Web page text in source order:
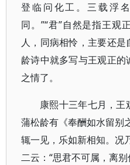
登临问化工。三载浮
同。”“君”自然是指王观
人，同病相怜，主要还
龄诗中就多写与王观正
之情了。
康熙十三年七月，王
蒲松龄有《奉酬如水留别
辄一见，乐如新相知。况
二云：“思君不可属，离